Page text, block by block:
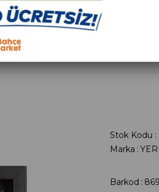
Stok Kodu
Marka :
Barkod :